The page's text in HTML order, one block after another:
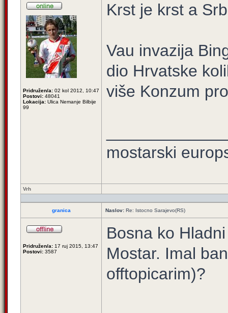
Pridružen/a: 02 kol 2012, 10:47
Postovi: 48041
Lokacija: Ulica Nemanje Bilbije
99
Krst je krst a
Vau invazija
dio Hrvatske
više Konzum
mostarski
Vrh
granica Naslov: Re: Istocno Sarajevo(RS)
Pridružen/a: 17 ruj 2015, 13:47
Postovi: 3587
Bosna ko
Mostar. Imal
offtopicarim)?